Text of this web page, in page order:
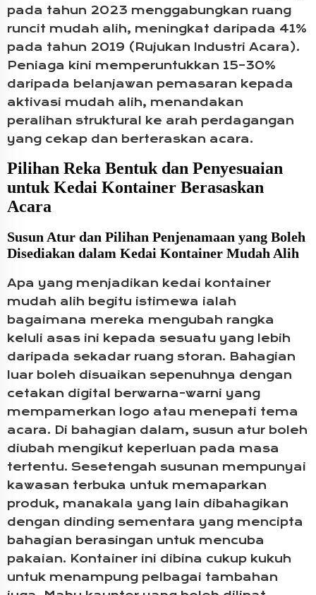
pada tahun 2023 menggabungkan ruang
runcit mudah alih, meningkat daripada 41%
pada tahun 2019 (Rujukan Industri Acara).
Peniaga kini memperuntukkan 15–30%
daripada belanjawan pemasaran kepada
aktivasi mudah alih, menandakan
peralihan struktural ke arah perdagangan
yang cekap dan berteraskan acara.
Pilihan Reka Bentuk dan Penyesuaian
untuk Kedai Kontainer Berasaskan
Acara
Susun Atur dan Pilihan Penjenamaan yang Boleh
Disediakan dalam Kedai Kontainer Mudah Alih
Apa yang menjadikan kedai kontainer
mudah alih begitu istimewa ialah
bagaimana mereka mengubah rangka
keluli asas ini kepada sesuatu yang lebih
daripada sekadar ruang storan. Bahagian
luar boleh disuaikan sepenuhnya dengan
cetakan digital berwarna-warni yang
mempamerkan logo atau menepati tema
acara. Di bahagian dalam, susun atur boleh
diubah mengikut keperluan pada masa
tertentu. Sesetengah susunan mempunyai
kawasan terbuka untuk memaparkan
produk, manakala yang lain dibahagikan
dengan dinding sementara yang mencipta
bahagian berasingan untuk mencuba
pakaian. Kontainer ini dibina cukup kukuh
untuk menampung pelbagai tambahan